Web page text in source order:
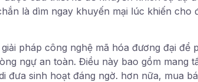
là dìm ngay khuyến mại lúc khiến cho
pháp công nghệ mã hóa đương đại để
ngự an toàn. Điều này bao gồm mang
sinh hoạt đáng ngờ. hơn nữa, mua